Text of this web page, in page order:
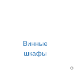
Винные
шкафы